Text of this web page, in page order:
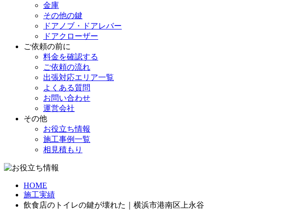
金庫
その他の鍵
ドアノブ・ドアレバー
ドアクローザー
ご依頼の前に
料金を確認する
ご依頼の流れ
出張対応エリア一覧
よくある質問
お問い合わせ
運営会社
その他
お役立ち情報
施工事例一覧
相見積もり
HOME
施工実績
飲食店のトイレの鍵が壊れた｜横浜市港南区上永谷